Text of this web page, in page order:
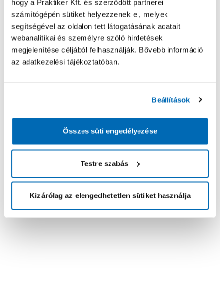
hogy a Praktiker Kft. és szerződött partnerei
számítógépén sütiket helyezzenek el, melyek
segítségével az oldalon tett látogatásának adatait
webanalitikai és személyre szóló hirdetések
megjelenítése céljából felhasználják. Bővebb információ
az adatkezelési tájékoztatóban.
Beállítások
Összes süti engedélyezése
Testre szabás
Kizárólag az elengedhetetlen sütiket használja